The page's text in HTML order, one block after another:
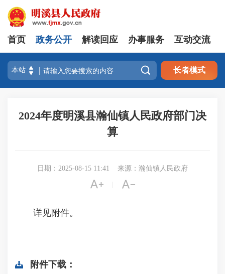
首页 政务公开 解读回应 办事服务 互动交流
 长者模式
2024年度明溪县瀚仙镇人民政府部门决
算
日期：2025-08-15 11:41 来源：瀚仙镇人民政府
 
详见附件。
附件下载：